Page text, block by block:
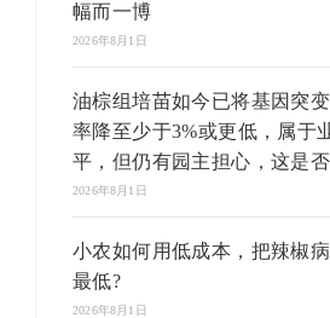
幅而一博
2026年8月1日
油棕组培苗如今已将基因突变
率降至少于3%或更低，属于
平，但仍有园主担心，这是
2026年8月1日
小农如何用低成本，把辣椒
最低?
2026年8月1日